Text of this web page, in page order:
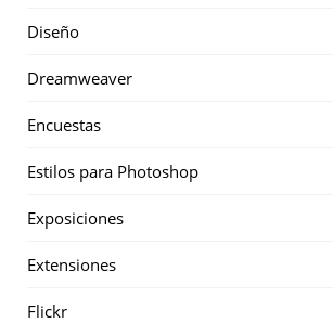
Diseño
Dreamweaver
Encuestas
Estilos para Photoshop
Exposiciones
Extensiones
Flickr